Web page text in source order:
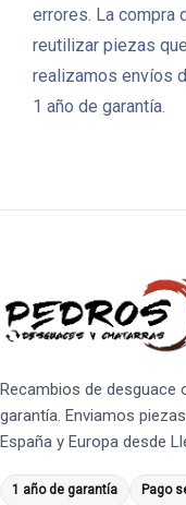
errores. La compra
reutilizar piezas
realizamos envíos
1 año de garantía.
Recambios de desguace
garantía. Enviamos
España y Europa desde
1 año de garantía Pago